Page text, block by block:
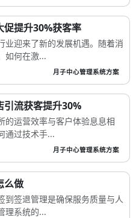
促提升30%获客率
业迎来了新的发展机遇。随着消
如何在激...
月子中心管理系统方案
引流获客提升30%
的运营效率与客户体验息息相
通过技术手...
月子中心管理系统方案
么做
到签退管理是确保服务质量与人
理系统的...